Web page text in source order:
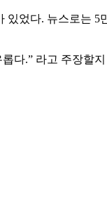
있었다. 뉴스로는
다.” 라고 주장할